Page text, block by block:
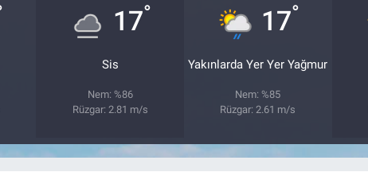
17°
Sis
Nem: %86
Rüzgar: 2.81 m/s
17°
Yakınlarda Yer Yer Yağmur
Nem: %85
Rüzgar: 2.61 m/s